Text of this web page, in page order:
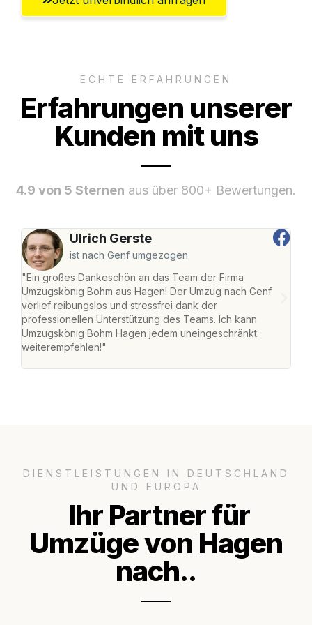
ECHTE ERFAHRUNGEN
Erfahrungen unserer
Kunden mit uns
4.9 von 5 Sternen aus über 800+ Bewertungen.
Ulrich Gerste
ist nach Genf umgezogen
"Ein großes Dankeschön an das Team der Firma
Umzugskönig Bohm aus Hagen! Der Umzug nach Genf
verlief reibungslos und stressfrei dank der
professionellen Unterstützung des Teams. Ich kann
Umzugskönig Bohm Hagen jedem uneingeschränkt
weiterempfehlen!"
DIENSTLEISTUNGEN IN DEUTSCHLAND
UND EUROPA
Ihr Partner für
Umzüge von Hagen
nach..